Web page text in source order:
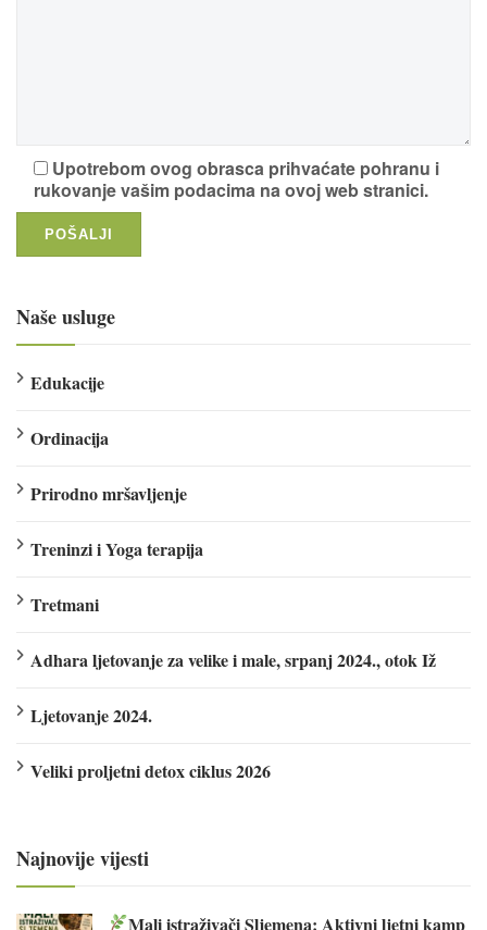
Upotrebom ovog obrasca prihvaćate pohranu i
rukovanje vašim podacima na ovoj web stranici.
Naše usluge
Edukacije
Ordinacija
Prirodno mršavljenje
Treninzi i Yoga terapija
Tretmani
Adhara ljetovanje za velike i male, srpanj 2024., otok Iž
Ljetovanje 2024.
Veliki proljetni detox ciklus 2026
Najnovije vijesti
Mali istraživači Sljemena: Aktivni ljetni kamp